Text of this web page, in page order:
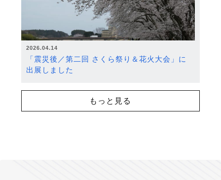
2026.04.14
「震災後／第二回 さくら祭り＆花火大会」に
出展しました
もっと見る